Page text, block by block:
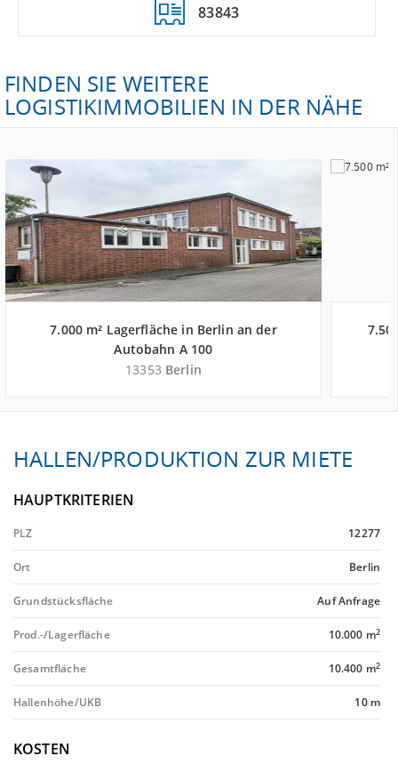
83843
FINDEN SIE WEITERE
LOGISTIKIMMOBILIEN IN DER NÄHE
7.000 m² Lagerfläche in Berlin an der
Autobahn A 100
13353 Berlin
HALLEN/PRODUKTION ZUR MIETE
HAUPTKRITERIEN
PLZ 12277
Ort Berlin
Grundstücksfläche Auf Anfrage
Prod.-/Lagerfläche 10.000 m2
Gesamtfläche 10.400 m2
Hallenhöhe/UKB 10 m
KOSTEN